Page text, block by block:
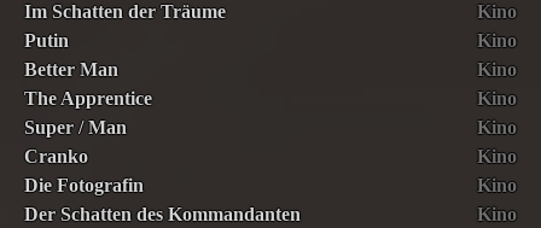
Im Schatten der Träume
Kino
Putin
Kino
Better Man
Kino
The Apprentice
Kino
Super / Man
Kino
Cranko
Kino
Die Fotografin
Kino
Der Schatten des Kommandanten
Kino